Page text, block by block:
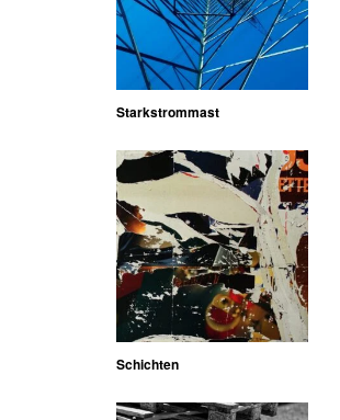
Starkstrommast
Schichten